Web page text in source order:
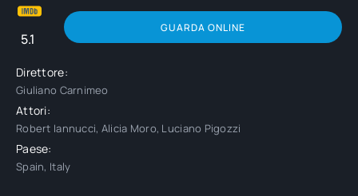
5.1
GUARDA ONLINE
Direttore:
Giuliano Carnimeo
Attori:
Robert Iannucci, Alicia Moro, Luciano Pigozzi
Paese:
Spain, Italy